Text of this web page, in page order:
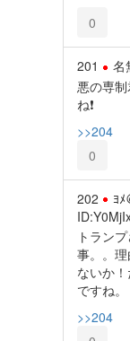
0
201 名
悪の専
ね❗
>>204
0
202 ﾖﾒ
トラン
事。。
ないか
ですね。
>>204